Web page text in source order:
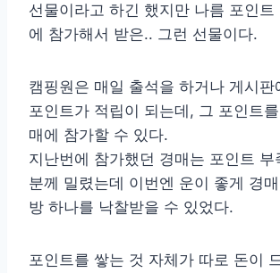
선물이라고 하긴 했지만 나름 포인트
에 참가해서 받은.. 그런 선물이다.
캠핑원은 매일 출석을 하거나 게시판
포인트가 적립이 되는데, 그 포인트
매에 참가할 수 있다.
지난번에 참가했던 경매는 포인트 부
분께 밀렸는데 이번엔 운이 좋게 경
방 하나를 낙찰받을 수 있었다.
포인트를 쌓는 것 자체가 따로 돈이